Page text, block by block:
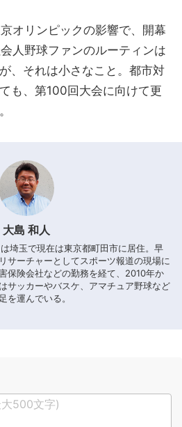
オリンピックの影響で、開幕
人野球ファンのルーティンは
、それは小さなこと。都市対
も、第100回大会に向けて更
大島 和人
埼玉で現在は東京都町田市に居住。早
サーチャーとしてスポーツ報道の現場に
保険会社などの勤務を経て、2010年か
サッカーやバスケ、アマチュア野球など
を運んでいる。